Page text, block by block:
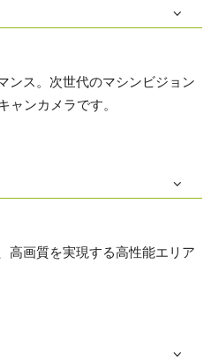
ンス。次世代のマシンビジョン
ャンカメラです。
高画質を実現する高性能エリア